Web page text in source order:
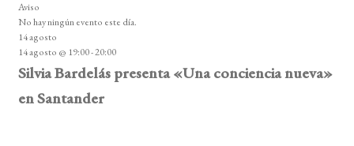
Aviso
No hay ningún evento este día.
14 agosto
14 agosto @ 19:00-20:00
Silvia Bardelás presenta «Una conciencia nueva»
en Santander